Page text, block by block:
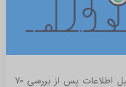
محققان یک شرکت تجزیه و تحلیل اطلاعات پس از بررسی ۷۰